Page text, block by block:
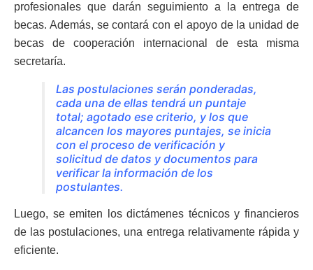
profesionales que darán seguimiento a la entrega de
becas. Además, se contará con el apoyo de la unidad de
becas de cooperación internacional de esta misma
secretaría.
Las postulaciones serán ponderadas,
cada una de ellas tendrá un puntaje
total; agotado ese criterio, y los que
alcancen los mayores puntajes, se inicia
con el proceso de verificación y
solicitud de datos y documentos para
verificar la información de los
postulantes.
Luego, se emiten los dictámenes técnicos y financieros
de las postulaciones, una entrega relativamente rápida y
eficiente.